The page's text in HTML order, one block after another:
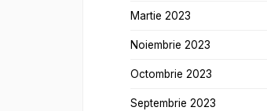
Martie 2023
Noiembrie 2023
Octombrie 2023
Septembrie 2023